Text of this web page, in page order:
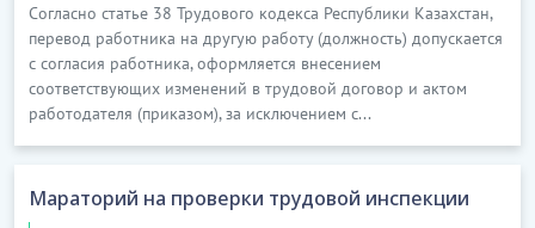
Согласно статье 38 Трудового кодекса Республики Казахстан,
перевод работника на другую работу (должность) допускается
с согласия работника, оформляется внесением
соответствующих изменений в трудовой договор и актом
работодателя (приказом), за исключением с...
Мараторий на проверки трудовой инспекции